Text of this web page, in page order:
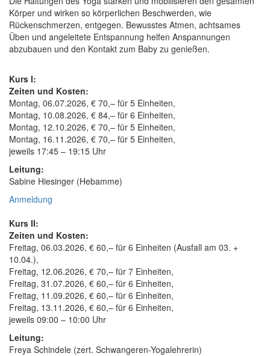
Körper und wirken so körperlichen Beschwerden, wie
Rückenschmerzen, entgegen. Bewusstes Atmen, achtsames
Üben und angeleitete Entspannung helfen Anspannungen
abzubauen und den Kontakt zum Baby zu genießen.
Kurs I:
Zeiten und Kosten:
Montag, 06.07.2026, € 70,– für 5 Einheiten,
Montag, 10.08.2026, € 84,– für 6 Einheiten,
Montag, 12.10.2026, € 70,– für 5 Einheiten,
Montag, 16.11.2026, € 70,– für 5 Einheiten,
jeweils 17:45 – 19:15 Uhr
Leitung:
Sabine Hiesinger (Hebamme)
Anmeldung
Kurs II:
Zeiten und Kosten:
Freitag, 06.03.2026, € 60,– für 6 Einheiten (Ausfall am 03. +
10.04.),
Freitag, 12.06.2026, € 70,– für 7 Einheiten,
Freitag, 31.07.2026, € 60,– für 6 Einheiten,
Freitag, 11.09.2026, € 60,– für 6 Einheiten,
Freitag, 13.11.2026, € 60,– für 6 Einheiten,
jeweils 09:00 – 10:00 Uhr
Leitung:
Freya Schindele (zert. Schwangeren-Yogalehrerin)